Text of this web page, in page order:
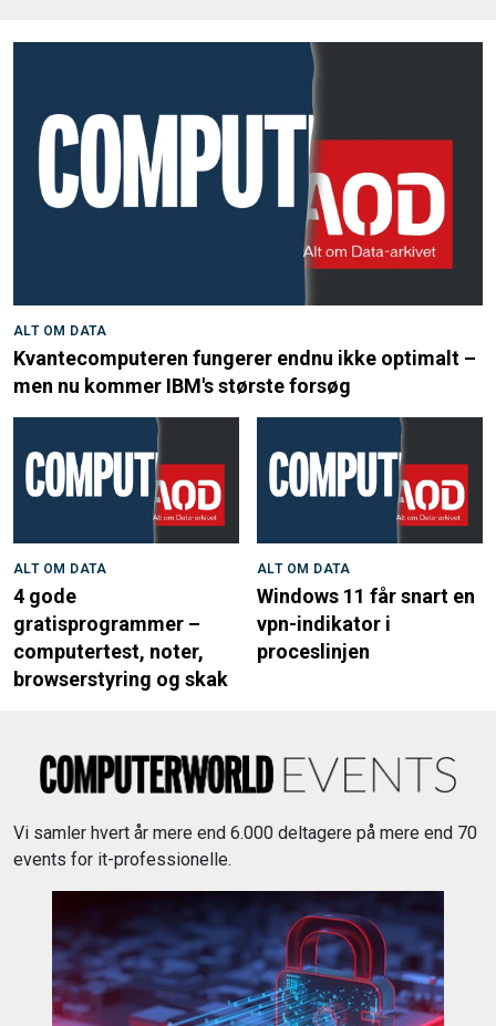
ALT OM DATA
Kvantecomputeren fungerer endnu ikke optimalt –
men nu kommer IBM's største forsøg
ALT OM DATA
4 gode
gratisprogrammer –
computertest, noter,
browserstyring og skak
ALT OM DATA
Windows 11 får snart en
vpn-indikator i
proceslinjen
Vi samler hvert år mere end 6.000 deltagere på mere end 70
events for it-professionelle.